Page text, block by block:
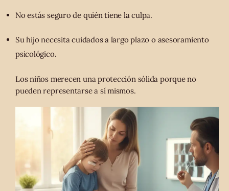
No estás seguro de quién tiene la culpa.
Su hijo necesita cuidados a largo plazo o asesoramiento
psicológico.
Los niños merecen una protección sólida porque no
pueden representarse a sí mismos.